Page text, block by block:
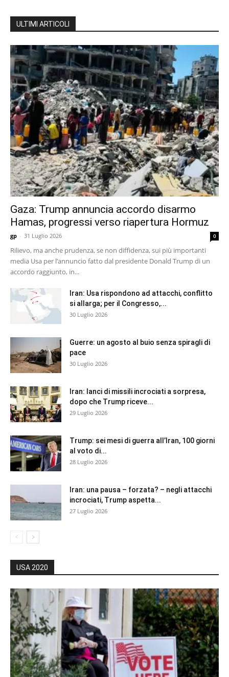
ULTIMI ARTICOLI
Gaza: Trump annuncia accordo disarmo
Hamas, progressi verso riapertura Hormuz
gp - 31 Luglio 2026 0
Rilievo, ma anche prudenza, se non diffidenza, sui più importanti
media Usa per l’annuncio fatto dal presidente Donald Trump di un
accordo raggiunto, in...
Iran: Usa rispondono ad attacchi, conflitto
si allarga; per il Congresso,...
30 Luglio 2026
Guerre: un agosto al buio senza spiragli di
pace
30 Luglio 2026
Iran: lanci di missili incrociati a sorpresa,
dopo che Trump riceve...
29 Luglio 2026
Trump: sei mesi di guerra all’Iran, 100 giorni
al voto di...
28 Luglio 2026
Iran: una pausa – forzata? – negli attacchi
incrociati, Trump aspetta...
27 Luglio 2026
USA 2020